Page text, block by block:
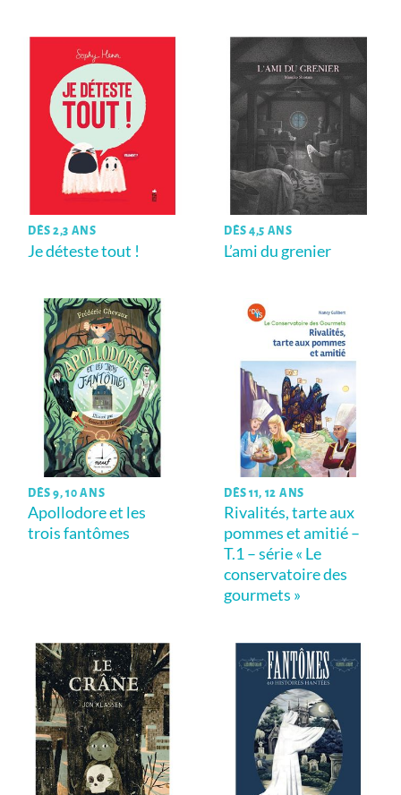
DÈS 2,3 ANS
Je déteste tout !
DÈS 4,5 ANS
L’ami du grenier
DÈS 9, 10 ANS
Apollodore et les
trois fantômes
DÈS 11, 12 ANS
Rivalités, tarte aux
pommes et amitié –
T.1 – série « Le
conservatoire des
gourmets »